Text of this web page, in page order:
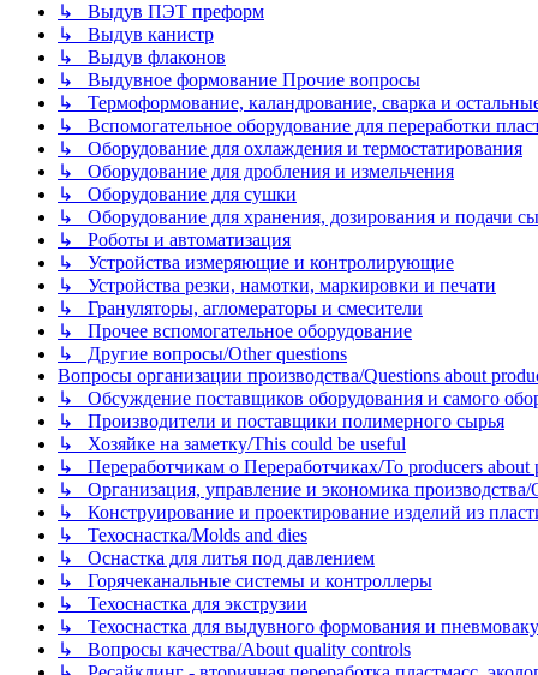
↳ Выдув ПЭТ преформ
↳ Выдув канистр
↳ Выдув флаконов
↳ Выдувное формование Прочие вопросы
↳ Термоформование, каландрование, сварка и
↳ Вспомогательное оборудование для переработки
↳ Оборудование для охлаждения и термостатирования
↳ Оборудование для дробления и измельчения
↳ Оборудование для сушки
↳ Оборудование для хранения, дозирования и подачи
↳ Роботы и автоматизация
↳ Устройства измеряющие и контролирующие
↳ Устройства резки, намотки, маркировки и печати
↳ Грануляторы, агломераторы и смесители
↳ Прочее вспомогательное оборудование
↳ Другие вопросы/Other questions
Вопросы организации производства/Questions about
↳ Обсуждение поставщиков оборудования и самого
↳ Производители и поставщики полимерного сырья
↳ Хозяйке на заметку/This could be useful
↳ Переработчикам о Переработчиках/To producers about
↳ Организация, управление и экономика производства/
↳ Конструирование и проектирование изделий из
↳ Техоснастка/Molds and dies
↳ Оснастка для литья под давлением
↳ Горячеканальные системы и контроллеры
↳ Техоснастка для экструзии
↳ Техоснастка для выдувного формования и
↳ Вопросы качества/About quality controls